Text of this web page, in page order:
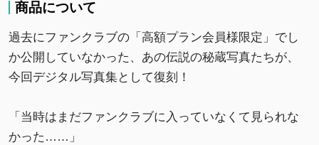
商品について
過去にファンクラブの「高額プラン会員様限定」でし
か公開していなかった、あの伝説の秘蔵写真たちが、
今回デジタル写真集として復刻！
「当時はまだファンクラブに入っていなくて見られな
かった……」